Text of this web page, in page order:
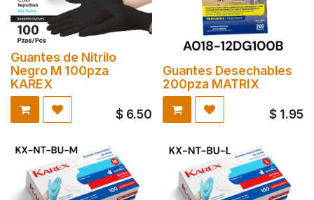
Guantes de Nitrilo
Negro M 100pza
KAREX
$ 6.50
Guantes Desechables
200pza MATRIX
$ 1.95